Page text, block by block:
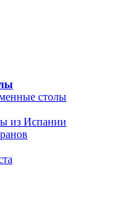
столы
из Испании